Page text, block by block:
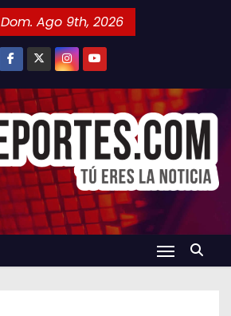
Dom. Ago 9th, 2026